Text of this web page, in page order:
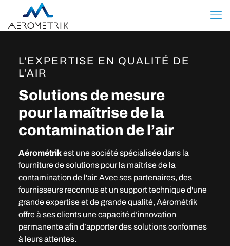
L'EXPERTISE EN QUALITÉ DE
L’AIR
Solutions de mesure
pour la maîtrise de la
contamination de l’air
Aérométrikest une société spécialisée dans la
fourniture de solutions pour la maîtrise de la
contamination de l'air. Avec ses partenaires, des
fournisseurs reconnus et un support technique d'une
grande expertise et de grande qualité, Aérométrik
offre à ses clients une capacité d’innovation
permanente afin d’apporter des solutions conformes
à leurs attentes.